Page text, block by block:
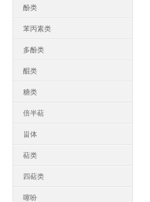
酚类
苯丙素类
多酚类
醌类
糖类
倍半萜
甾体
萜类
四萜类
噻吩